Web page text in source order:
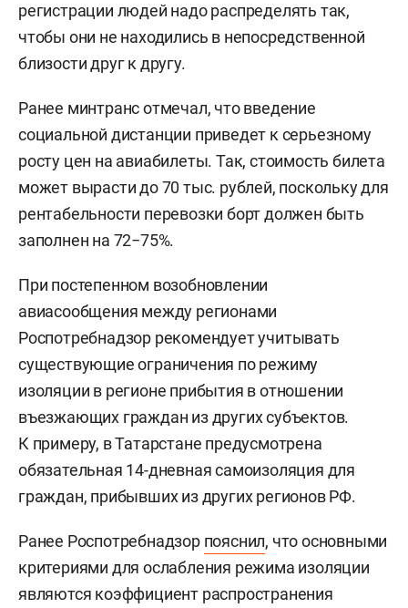
регистрации людей надо распределять так,
чтобы они не находились в непосредственной
близости друг к другу.
Ранее минтранс отмечал, что введение
социальной дистанции приведет к серьезному
росту цен на авиабилеты. Так, стоимость билета
может вырасти до 70 тыс. рублей, поскольку для
рентабельности перевозки борт должен быть
заполнен на 72−75%.
При постепенном возобновлении
авиасообщения между регионами
Роспотребнадзор рекомендует учитывать
существующие ограничения по режиму
изоляции в регионе прибытия в отношении
въезжающих граждан из других субъектов.
К примеру, в Татарстане предусмотрена
обязательная 14-дневная самоизоляция для
граждан, прибывших из других регионов РФ.
Ранее Роспотребнадзор пояснил, что основными
критериями для ослабления режима изоляции
являются коэффициент распространения